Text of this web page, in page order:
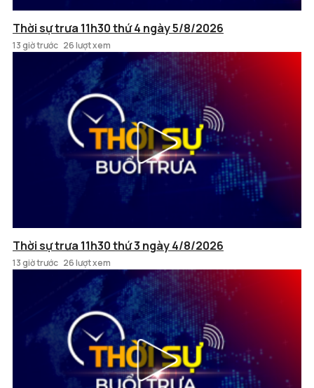
Thời sự trưa 11h30 thứ 4 ngày 5/8/2026
13 giờ trước 26 lượt xem
Thời sự trưa 11h30 thứ 3 ngày 4/8/2026
13 giờ trước 26 lượt xem